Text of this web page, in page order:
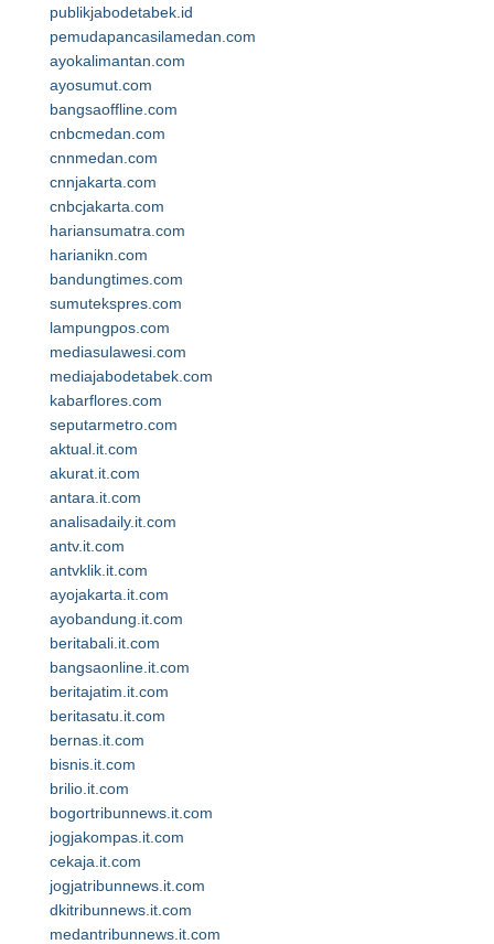
publikjabodetabek.id
pemudapancasilamedan.com
ayokalimantan.com
ayosumut.com
bangsaoffline.com
cnbcmedan.com
cnnmedan.com
cnnjakarta.com
cnbcjakarta.com
hariansumatra.com
harianikn.com
bandungtimes.com
sumutekspres.com
lampungpos.com
mediasulawesi.com
mediajabodetabek.com
kabarflores.com
seputarmetro.com
aktual.it.com
akurat.it.com
antara.it.com
analisadaily.it.com
antv.it.com
antvklik.it.com
ayojakarta.it.com
ayobandung.it.com
beritabali.it.com
bangsaonline.it.com
beritajatim.it.com
beritasatu.it.com
bernas.it.com
bisnis.it.com
brilio.it.com
bogortribunnews.it.com
jogjakompas.it.com
cekaja.it.com
jogjatribunnews.it.com
dkitribunnews.it.com
medantribunnews.it.com